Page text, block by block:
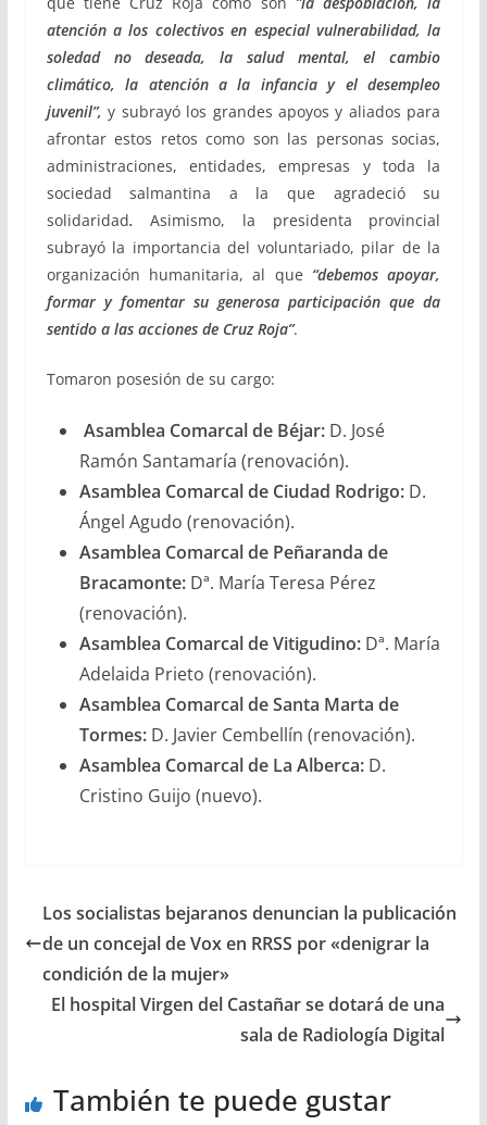
atención a los colectivos en especial vulnerabilidad, la
soledad no deseada, la salud mental, el cambio
climático, la atención a la infancia y el desempleo
juvenil”,y subrayó los grandes apoyos y aliados para
afrontar estos retos como son las personas socias,
administraciones, entidades, empresas y toda la
sociedad salmantina a la que agradeció su
solidaridad. Asimismo, la presidenta provincial
subrayó la importancia del voluntariado, pilar de la
organización humanitaria, al que “debemos apoyar,
formar y fomentar su generosa participación que da
sentido a las acciones de Cruz Roja”.
Tomaron posesión de su cargo:
Asamblea Comarcal de Béjar: D. José
Ramón Santamaría (renovación).
Asamblea Comarcal de Ciudad Rodrigo: D.
Ángel Agudo (renovación).
Asamblea Comarcal de Peñaranda de
Bracamonte: Dª. María Teresa Pérez
(renovación).
Asamblea Comarcal de Vitigudino: Dª. María
Adelaida Prieto (renovación).
Asamblea Comarcal de Santa Marta de
Tormes: D. Javier Cembellín (renovación).
Asamblea Comarcal de La Alberca: D.
Cristino Guijo (nuevo).
Los socialistas bejaranos denuncian la publicación
de un concejal de Vox en RRSS por «denigrar la
condición de la mujer»
El hospital Virgen del Castañar se dotará de una
sala de Radiología Digital
También te puede gustar